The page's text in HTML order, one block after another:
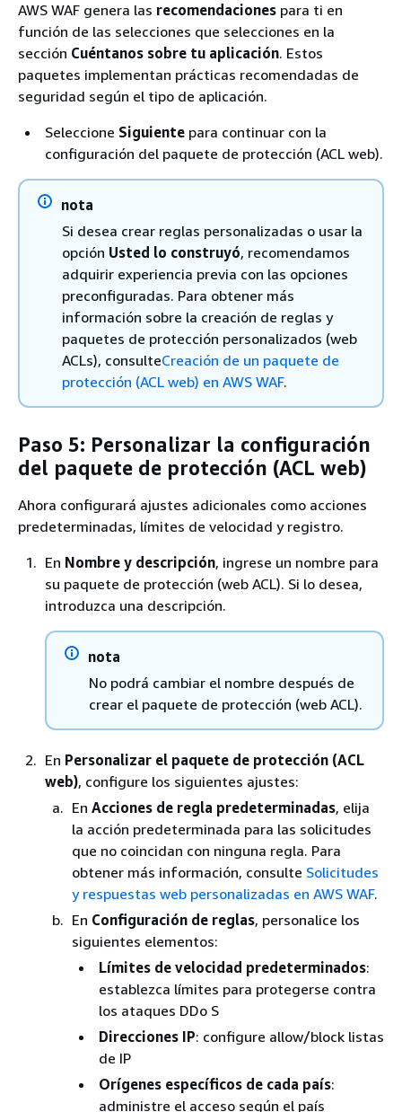
AWS WAF genera las recomendaciones para ti en
función de las selecciones que selecciones en la
sección Cuéntanos sobre tu aplicación. Estos
paquetes implementan prácticas recomendadas de
seguridad según el tipo de aplicación.
Seleccione Siguiente para continuar con la
configuración del paquete de protección (ACL web).
nota
Si desea crear reglas personalizadas o usar la
opción Usted lo construyó, recomendamos
adquirir experiencia previa con las opciones
preconfiguradas. Para obtener más
información sobre la creación de reglas y
paquetes de protección personalizados (web
ACLs), consulteCreación de un paquete de
protección (ACL web) en AWS WAF.
Paso 5: Personalizar la configuración
del paquete de protección (ACL web)
Ahora configurará ajustes adicionales como acciones
predeterminadas, límites de velocidad y registro.
En Nombre y descripción, ingrese un nombre para
su paquete de protección (web ACL). Si lo desea,
introduzca una descripción.
nota
No podrá cambiar el nombre después de
crear el paquete de protección (web ACL).
En Personalizar el paquete de protección (ACL
web), configure los siguientes ajustes:
En Acciones de regla predeterminadas, elija
la acción predeterminada para las solicitudes
que no coincidan con ninguna regla. Para
obtener más información, consulte Solicitudes
y respuestas web personalizadas en AWS WAF.
En Configuración de reglas, personalice los
siguientes elementos:
Límites de velocidad predeterminados:
establezca límites para protegerse contra
los ataques DDo S
Direcciones IP: configure allow/block listas
de IP
Orígenes específicos de cada país:
administre el acceso según el país